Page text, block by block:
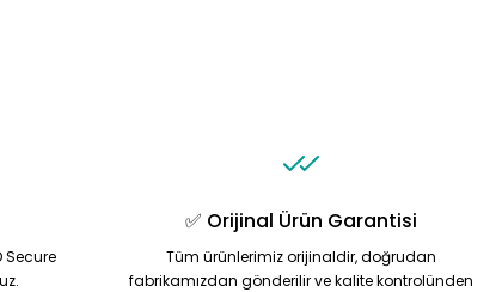
Secure
✅ Orijinal Ürün Garantisi
Tüm ürünlerimiz orijinaldir, doğrudan
fabrikamızdan gönderilir ve kalite kontrolünden